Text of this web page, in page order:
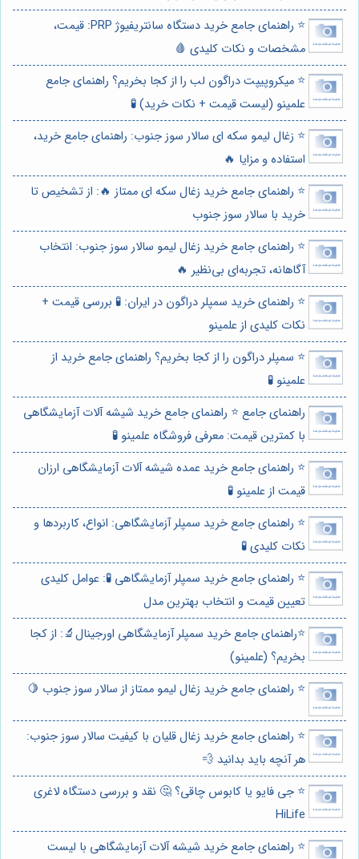
⭐️ راهنمای جامع خرید دستگاه سانتریفیوژ PRP: قیمت،
مشخصات و نکات کلیدی 🩸
⭐️ میکروپیپت دراگون لب را از کجا بخریم؟ راهنمای جامع
علمینو (لیست قیمت + نکات خرید) 🧪
⭐️ زغال لیمو سکه ای سالار سوز جنوب: راهنمای جامع خرید،
استفاده و مزایا 🔥
⭐️ راهنمای جامع خرید زغال سکه ای ممتاز 🔥: از تشخیص تا
خرید با سالار سوز جنوب
⭐️ راهنمای جامع خرید زغال لیمو سالار سوز جنوب: انتخاب
آگاهانه، تجربه‌ای بی‌نظیر 🔥
⭐️ راهنمای خرید سمپلر دراگون در ایران: 🧪 بررسی قیمت +
نکات کلیدی از علمینو
⭐️ سمپلر دراگون را از کجا بخریم؟ راهنمای جامع خرید از
علمینو 🧪
راهنمای جامع ⭐️ راهنمای جامع خرید شیشه آلات آزمایشگاهی
با کمترین قیمت: معرفی فروشگاه علمینو 🧪
⭐️ راهنمای جامع خرید عمده شیشه آلات آزمایشگاهی ارزان
قیمت از علمینو 🧪
⭐️ راهنمای جامع خرید سمپلر آزمایشگاهی: انواع، کاربردها و
نکات کلیدی 🧪
⭐️ راهنمای جامع خرید سمپلر آزمایشگاهی 🧪: عوامل کلیدی
تعیین قیمت و انتخاب بهترین مدل
⭐️راهنمای جامع خرید سمپلر آزمایشگاهی اورجینال🔬: از کجا
بخریم؟ (علمینو)
⭐️ راهنمای جامع خرید زغال لیمو ممتاز از سالار سوز جنوب 🍋
⭐️ راهنمای جامع خرید زغال قلیان با کیفیت سالار سوز جنوب:
هر آنچه باید بدانید 💨
⭐️ جی فایو یا کابوس چاقی؟ 🤔 نقد و بررسی دستگاه لاغری
HiLife
⭐️ راهنمای جامع خرید شیشه آلات آزمایشگاهی با لیست